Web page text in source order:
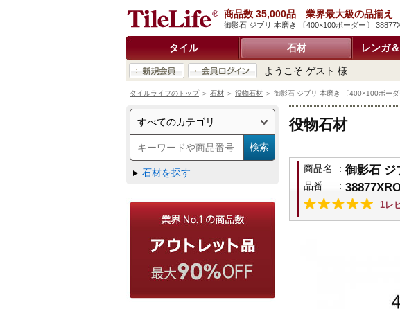
御影石 ジブリ 本磨き 〔400×100ボーダー〕
商品数 35,000品 業界最大級の品揃え
タイル 石材 レンガ
ようこそ ゲスト 様
タイルライフのトップ＞ 石材 ＞ 役物石材 ＞ 御影石 ジブリ 本磨き 〔400×100ボー
石材を探す
役物石材
商品名 : 御影石 ジ
品番 :
1レ